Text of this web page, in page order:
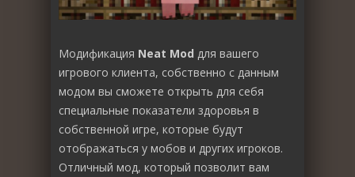
Модификация Neat Mod для вашего
игрового клиента, собственно с данным
модом вы сможете открыть для себя
специальные показатели здоровья в
собственной игре, которые будут
отображаться у мобов и других игроков.
Отличный мод, который позволит вам